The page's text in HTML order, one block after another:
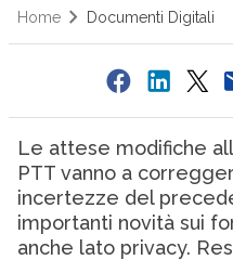
Home Documenti Digitali
Le attese modifiche
PTT vanno a
incertezze del
importanti novità sui
anche lato privacy.